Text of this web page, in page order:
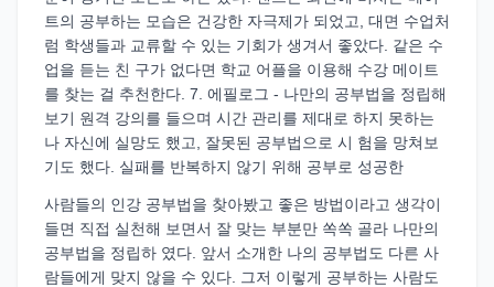
트의 공부하는 모습은 건강한 자극제가 되었고, 대면 수업처
럼 학생들과 교류할 수 있는 기회가 생겨서 좋았다. 같은 수
업을 듣는 친 구가 없다면 학교 어플을 이용해 수강 메이트
를 찾는 걸 추천한다. 7. 에필로그 - 나만의 공부법을 정립해
보기 원격 강의를 들으며 시간 관리를 제대로 하지 못하는
나 자신에 실망도 했고, 잘못된 공부법으로 시 험을 망쳐보
기도 했다. 실패를 반복하지 않기 위해 공부로 성공한
사람들의 인강 공부법을 찾아봤고 좋은 방법이라고 생각이
들면 직접 실천해 보면서 잘 맞는 부분만 쏙쏙 골라 나만의
공부법을 정립하 였다. 앞서 소개한 나의 공부법도 다른 사
람들에게 맞지 않을 수 있다. 그저 이렇게 공부하는 사람도